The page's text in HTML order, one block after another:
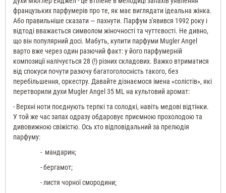
французьких парфумерів про те, як має виглядати ідеальна жінка.
Або правильніше сказати — пахнути. Парфум з'явився 1992 року і
відтоді вважається символом жіночності та чуттєвості. Не дивно,
що він популярний досі. Мабуть, купити парфуми Mugler Angel
варто вже через один разючий факт: у його парфумерній
композиції налічується 28 (!) різних складових. Важко втриматися
від спокуси почути разючу багатоголосність такого, без
перебільшення, оркестру. Давайте дізнаємося імена «солістів», які
перетворили духи Mugler Angel 35 ML на культовий аромат:
- Верхні ноти поєднують терпкі та солодкі, навіть медові відтінки.
У той же час запах одразу обдаровує приємною прохолодою та
дивовижною свіжістю. Ось хто відповідальний за прелюдія
парфуму:
- мандарин;
- бергамот;
- листя чорної смородини;